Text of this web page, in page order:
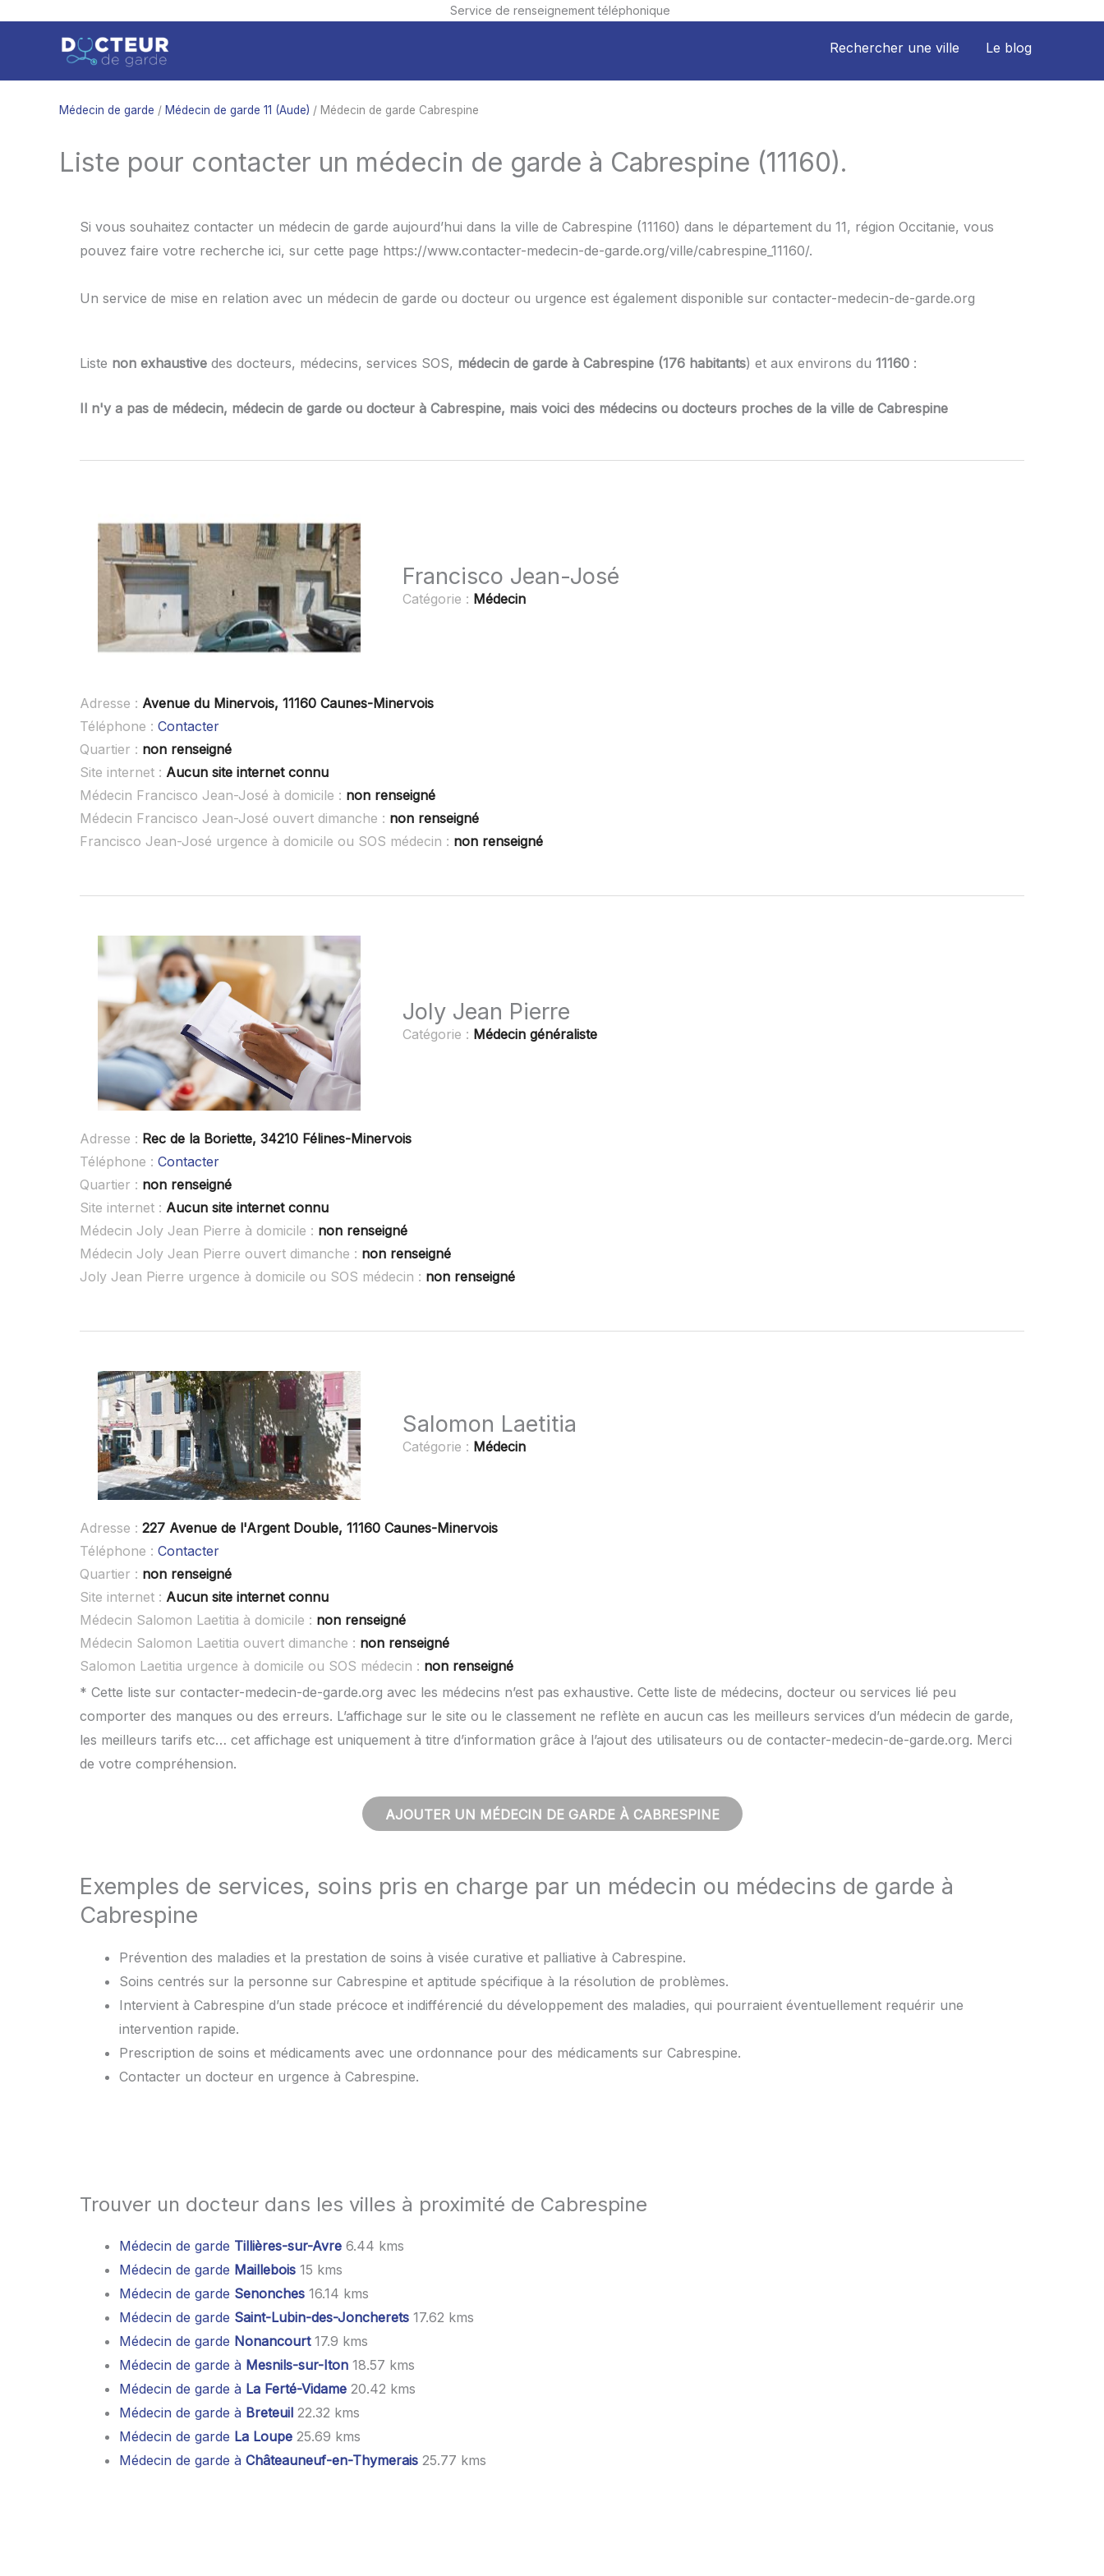
Service de renseignement téléphonique
contenu
Rechercher une ville Le blog
Médecin de garde / Médecin de garde 11 (Aude) / Médecin de garde Cabrespine
Liste pour contacter un médecin de garde à Cabrespine (11160).
Si vous souhaitez contacter un médecin de garde aujourd’hui dans la ville de Cabrespine (11160) dans le département du 11, région Occitanie, vous
pouvez faire votre recherche ici, sur cette page https://www.contacter-medecin-de-garde.org/ville/cabrespine_11160/.
Un service de mise en relation avec un médecin de garde ou docteur ou urgence est également disponible sur contacter-medecin-de-garde.org
Liste non exhaustive des docteurs, médecins, services SOS, médecin de garde à Cabrespine (176 habitants) et aux environs du 11160 :
Il n'y a pas de médecin, médecin de garde ou docteur à Cabrespine, mais voici des médecins ou docteurs proches de la ville de Cabrespine
Francisco Jean-José
Catégorie : Médecin
Adresse : Avenue du Minervois, 11160 Caunes-Minervois
Téléphone : Contacter
Quartier : non renseigné
Site internet : Aucun site internet connu
Médecin Francisco Jean-José à domicile : non renseigné
Médecin Francisco Jean-José ouvert dimanche : non renseigné
Francisco Jean-José urgence à domicile ou SOS médecin : non renseigné
Joly Jean Pierre
Catégorie : Médecin généraliste
Adresse : Rec de la Boriette, 34210 Félines-Minervois
Téléphone : Contacter
Quartier : non renseigné
Site internet : Aucun site internet connu
Médecin Joly Jean Pierre à domicile : non renseigné
Médecin Joly Jean Pierre ouvert dimanche : non renseigné
Joly Jean Pierre urgence à domicile ou SOS médecin : non renseigné
Salomon Laetitia
Catégorie : Médecin
Adresse : 227 Avenue de l'Argent Double, 11160 Caunes-Minervois
Téléphone : Contacter
Quartier : non renseigné
Site internet : Aucun site internet connu
Médecin Salomon Laetitia à domicile : non renseigné
Médecin Salomon Laetitia ouvert dimanche : non renseigné
Salomon Laetitia urgence à domicile ou SOS médecin : non renseigné
* Cette liste sur contacter-medecin-de-garde.org avec les médecins n’est pas exhaustive. Cette liste de médecins, docteur ou services lié peu
comporter des manques ou des erreurs. L’affichage sur le site ou le classement ne reflète en aucun cas les meilleurs services d’un médecin de garde,
les meilleurs tarifs etc… cet affichage est uniquement à titre d’information grâce à l’ajout des utilisateurs ou de contacter-medecin-de-garde.org. Merci
de votre compréhension.
AJOUTER UN MÉDECIN DE GARDE À CABRESPINE
Exemples de services, soins pris en charge par un médecin ou médecins de garde à
Cabrespine
Prévention des maladies et la prestation de soins à visée curative et palliative à Cabrespine.
Soins centrés sur la personne sur Cabrespine et aptitude spécifique à la résolution de problèmes.
Intervient à Cabrespine d’un stade précoce et indifférencié du développement des maladies, qui pourraient éventuellement requérir une
intervention rapide.
Prescription de soins et médicaments avec une ordonnance pour des médicaments sur Cabrespine.
Contacter un docteur en urgence à Cabrespine.
Trouver un docteur dans les villes à proximité de Cabrespine
Médecin de garde Tillières-sur-Avre 6.44 kms
Médecin de garde Maillebois 15 kms
Médecin de garde Senonches 16.14 kms
Médecin de garde Saint-Lubin-des-Joncherets 17.62 kms
Médecin de garde Nonancourt17.9 kms
Médecin de garde à Mesnils-sur-Iton 18.57 kms
Médecin de garde à La Ferté-Vidame 20.42 kms
Médecin de garde à Breteuil 22.32 kms
Médecin de garde La Loupe 25.69 kms
Médecin de garde à Châteauneuf-en-Thymerais 25.77 kms